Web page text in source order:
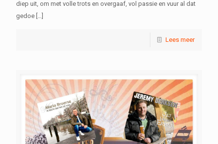
diep uit, om met volle trots en overgaaf, vol passie en vuur al dat
gedoe
Lees meer